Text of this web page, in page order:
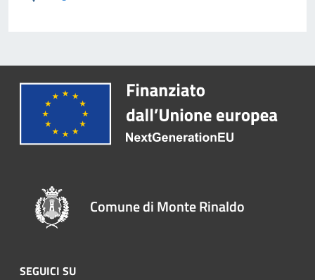
Comune di Monte Rinaldo
SEGUICI SU